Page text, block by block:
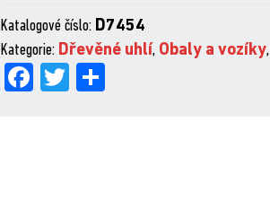
grily
47
a
Katalogové číslo: D7454
Kategorie: Dřevěné uhlí, Obaly a vozíky,
Fa
Tw